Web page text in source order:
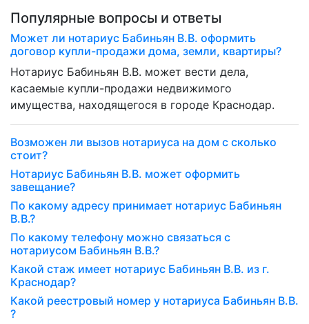
Популярные вопросы и ответы
Может ли нотариус Бабиньян В.В. оформить
договор купли-продажи дома, земли, квартиры?
Нотариус Бабиньян В.В. может вести дела,
касаемые купли-продажи недвижимого
имущества, находящегося в городе Краснодар.
Возможен ли вызов нотариуса на дом с сколько
стоит?
Нотариус Бабиньян В.В. может оформить
завещание?
По какому адресу принимает нотариус Бабиньян
В.В.?
По какому телефону можно связаться с
нотариусом Бабиньян В.В.?
Какой стаж имеет нотариус Бабиньян В.В. из г.
Краснодар?
Какой реестровый номер у нотариуса Бабиньян В.В.
?